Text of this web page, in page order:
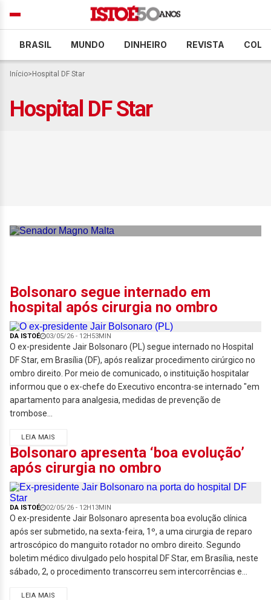
BRASIL MUNDO DINHEIRO REVISTA
Início> Hospital DF Star
Hospital DF Star
Bolsonaro segue internado em
hospital após cirurgia no ombro
DA ISTOÉ 03/05/26 - 12H53MIN
O ex-presidente Jair Bolsonaro (PL) segue internado no Hospital
DF Star, em Brasília (DF), após realizar procedimento cirúrgico no
ombro direito. Por meio de comunicado, o instituição hospitalar
informou que o ex-chefe do Executivo encontra-se internado "em
apartamento para analgesia, medidas de prevenção de
trombose...
LEIA MAIS
Bolsonaro apresenta ‘boa evolução’
após cirurgia no ombro
DA ISTOÉ 02/05/26 - 12H13MIN
O ex-presidente Jair Bolsonaro apresenta boa evolução clínica
após ser submetido, na sexta-feira, 1º, a uma cirurgia de reparo
artroscópico do manguito rotador no ombro direito. Segundo
boletim médico divulgado pelo hospital DF Star, em Brasília, neste
sábado, 2, o procedimento transcorreu sem intercorrências e...
LEIA MAIS